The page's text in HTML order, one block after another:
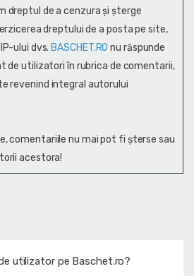
utilizator pe Baschet.ro?
dreptul de a cenzura și şterge
dreptului de a posta pe site,
ului dvs.BASCHET.RO nu răspunde
de utilizatori în rubrica de comentarii,
revenind integral autorului
comentariile nu mai pot fi șterse sau
acestora!